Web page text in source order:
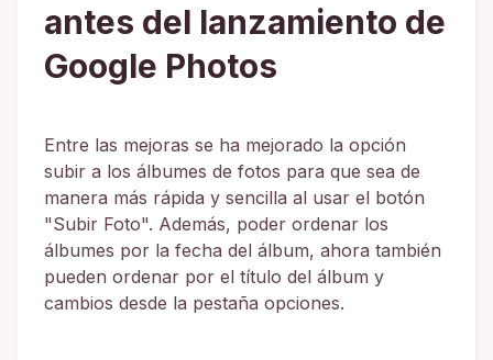
antes del lanzamiento de
Google Photos
Entre las mejoras se ha mejorado la opción
subir a los álbumes de fotos para que sea de
manera más rápida y sencilla al usar el botón
"Subir Foto". Además, poder ordenar los
álbumes por la fecha del álbum, ahora también
pueden ordenar por el título del álbum y
cambios desde la pestaña opciones.